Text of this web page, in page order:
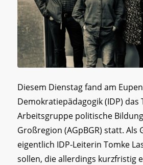
Diesem Dienstag fand am
Demokratiepädagogik (IDP) das
Arbeitsgruppe politische
Großregion (AGpBGR) statt. Als
eigentlich IDP-Leiterin Tomke
sollen, die allerdings kurzfristig